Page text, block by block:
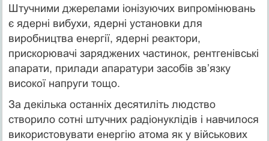
Штучними джерелами іонізуючих випромінювань
є ядерні вибухи, ядерні установки для
виробництва енергії, ядерні реактори,
прискорювачі заряджених частинок, рентгенівські
апарати, прилади апаратури засобів зв’язку
високої напруги тощо.
За декілька останніх десятиліть людство
створило сотні штучних радіонуклідів і навчилося
використовувати енергію атома як у військових